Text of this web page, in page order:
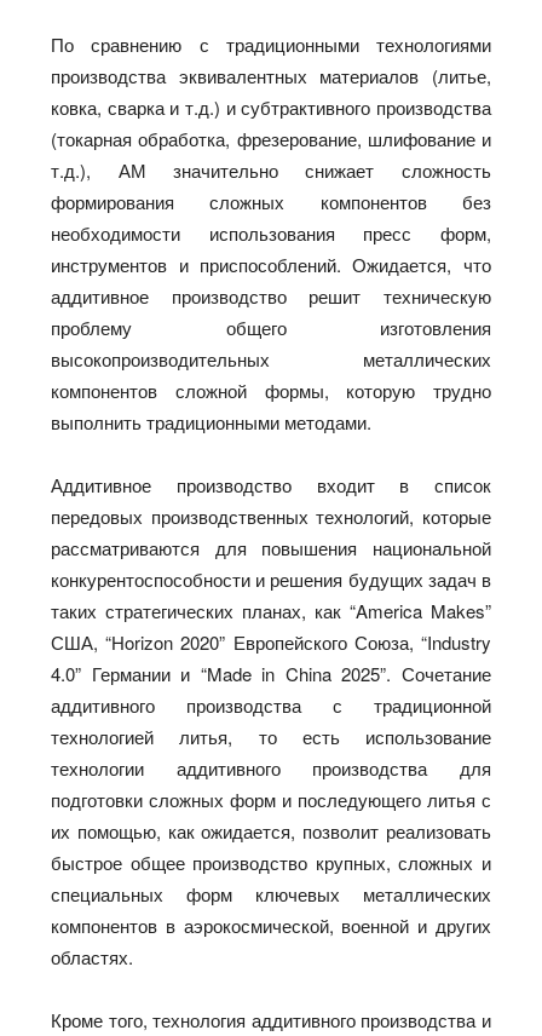
По сравнению с традиционными технологиями
производства эквивалентных материалов (литье,
ковка, сварка и т.д.) и субтрактивного производства
(токарная обработка, фрезерование, шлифование и
т.д.), АМ значительно снижает сложность
формирования сложных компонентов без
необходимости использования пресс форм,
инструментов и приспособлений. Ожидается, что
аддитивное производство решит техническую
проблему общего изготовления
высокопроизводительных металлических
компонентов сложной формы, которую трудно
выполнить традиционными методами.
Аддитивное производство входит в список
передовых производственных технологий, которые
рассматриваются для повышения национальной
конкурентоспособности и решения будущих задач в
таких стратегических планах, как “America Makes”
США, “Horizon 2020” Европейского Союза, “Industry
4.0” Германии и “Made in China 2025”. Сочетание
аддитивного производства с традиционной
технологией литья, то есть использование
технологии аддитивного производства для
подготовки сложных форм и последующего литья с
их помощью, как ожидается, позволит реализовать
быстрое общее производство крупных, сложных и
специальных форм ключевых металлических
компонентов в аэрокосмической, военной и других
областях.
Кроме того, технология аддитивного производства и